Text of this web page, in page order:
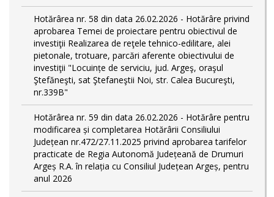
Hotărârea nr. 58 din data 26.02.2026 - Hotărâre privind
aprobarea Temei de proiectare pentru obiectivul de
investiţii Realizarea de reţele tehnico-edilitare, alei
pietonale, trotuare, parcări aferente obiectivului de
investiţii "Locuințe de serviciu, jud. Argeş, oraşul
Ştefăneşti, sat Ştefaneştii Noi, str. Calea Bucureşti,
nr.339B"
Hotărârea nr. 59 din data 26.02.2026 - Hotărâre pentru
modificarea și completarea Hotărârii Consiliului
Județean nr.472/27.11.2025 privind aprobarea tarifelor
practicate de Regia Autonomă Județeană de Drumuri
Argeș R.A. în relația cu Consiliul Județean Argeș, pentru
anul 2026